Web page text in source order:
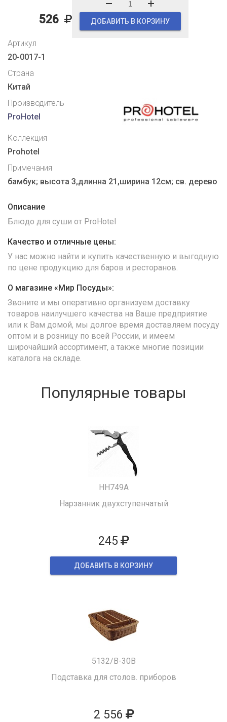
526 ДОБАВИТЬ В КОРЗИНУ
Артикул
20-0017-1
Страна
Китай
Производитель
ProHotel
Коллекция
Prohotel
Примечания
бамбук; высота 3,длинна 21,ширина 12см; св. дерево
Описание
Блюдо для суши от ProHotel
Качество и отличные цены:
У нас можно найти и купить качественную и выгодную
по цене продукцию для баров и ресторанов.
О магазине «Мир Посуды»:
Звоните и мы оперативно организуем доставку
товаров наилучшего качества на Ваше предприятие
или к Вам домой, мы долгое время доставляем посуду
оптом и в розницу по всей России, и имеем
широчайший ассортимент, а также многие позиции
каталога на складе.
Популярные товары
HH749A
Нарзанник двухступенчатый
245
ДОБАВИТЬ В КОРЗИНУ
5132/B-30B
Подставка для столов. приборов
2 556